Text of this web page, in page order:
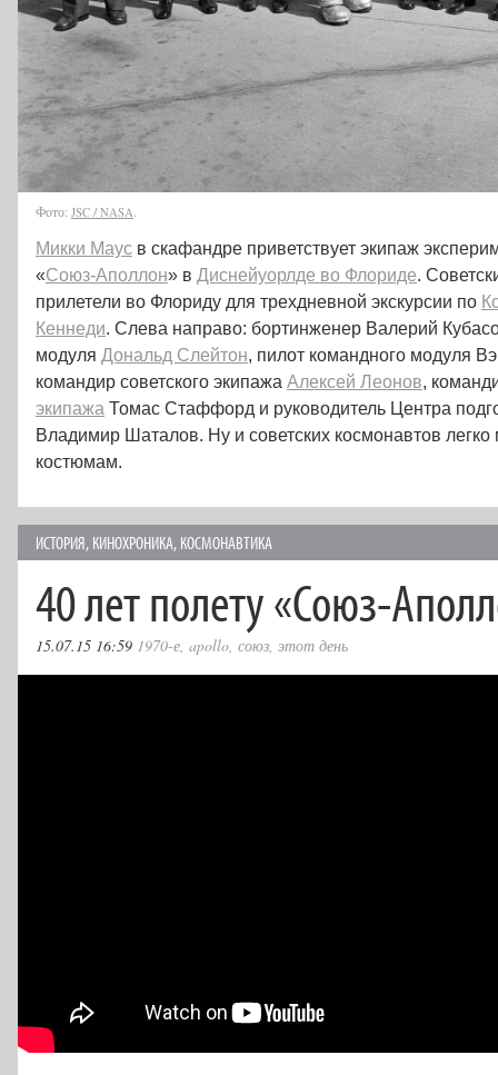
Фото: JSC /NASA
Микки Маус в скафандре приветствует экипаж
«Союз-Аполлон» в Диснейуорлде во Флориде.
прилетели во Флориду для трехдневной экскурсии по
Кеннеди. Слева направо: бортинженер Валерий
модуля Дональд Слейтон, пилот командного модуля
командир советского экипажа Алексей Леонов,
экипажа Томас Стаффорд и руководитель Центра
Владимир Шаталов. Ну и советских космонавтов
костюмам.
ИСТОРИЯ, КИНОХРОНИКА, КОСМОНАВТИКА
40 лет полету «Союз-
15.07.15 16:59 1970-е, apollo, союз, этот день